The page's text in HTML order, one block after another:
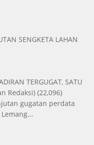
SENGKETA LAHAN
TERGUGAT, SATU
Redaksi) (22,096)
gugatan perdata